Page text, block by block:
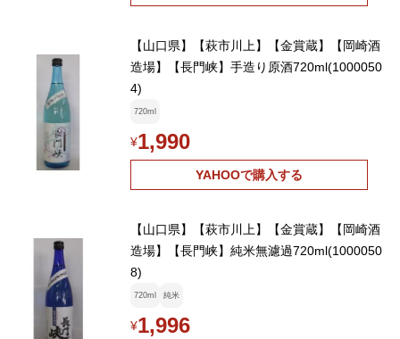
【山口県】【萩市川上】【金賞蔵】【岡崎酒
造場】【長門峡】手造り原酒720ml(1000050
4)
720ml
¥1,990
YAHOOで購入する
【山口県】【萩市川上】【金賞蔵】【岡崎酒
造場】【長門峡】純米無濾過720ml(1000050
8)
720ml 純米
¥1,996